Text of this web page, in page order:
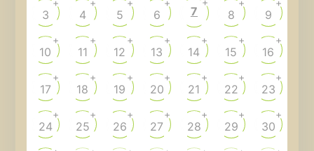
3
+
4
+
5
+
6
+
7 8
+
9
+
10
+
11
+
12
+
13
+
14
+
15
+
16
+
17
+
18
+
19
+
20
+
21
+
22
+
23
+
24
+
25
+
26
+
27
+
28
+
29
+
30
+